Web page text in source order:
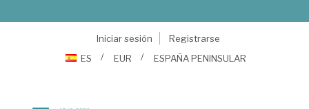
Iniciar sesión
Registrarse
ES
EUR ESPAÑA PENINSULAR